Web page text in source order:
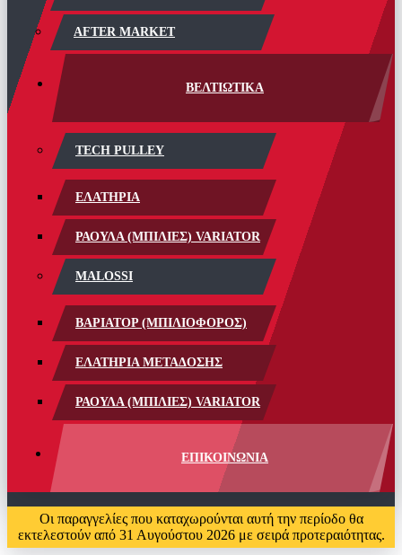
AFTER MARKET
ΒΕΛΤΙΩΤΙΚΑ
TECH PULLEY
ΕΛΑΤΗΡΙΑ
ΡΑΟΥΛΑ (ΜΠΙΛΙΕΣ) VARIATOR
MALOSSI
ΒΑΡΙΑΤΟΡ (ΜΠΙΛΙΟΦΟΡΟΣ)
ΕΛΑΤΗΡΙΑ ΜΕΤΑΔΟΣΗΣ
ΡΑΟΥΛΑ (ΜΠΙΛΙΕΣ) VARIATOR
ΕΠΙΚΟΙΝΩΝΙΑ
Οι παραγγελίες που καταχωρούνται αυτή την περίοδο θα
εκτελεστούν από 31 Αυγούστου 2026 με σειρά προτεραιότητας.